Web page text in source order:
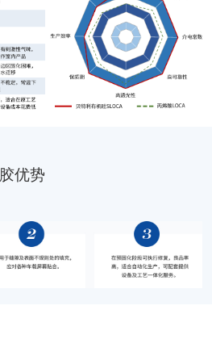
优势